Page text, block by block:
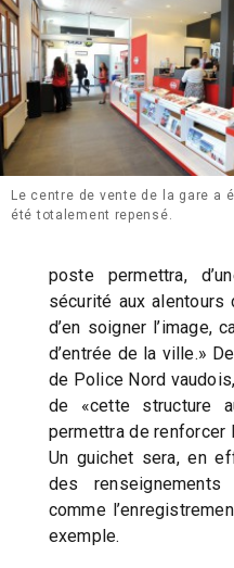
Le centre de vente de la gare a
été totalement repensé.
poste permettra,
sécurité aux alentours
d’en soigner l’image,
d’entrée de la ville.»
de Police Nord
de «cette structure
permettra de renforcer
Un guichet sera, en
des
comme
exemple.